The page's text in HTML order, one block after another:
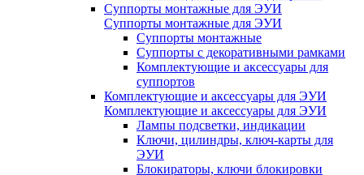
Суппорты монтажные для ЭУИ
Суппорты монтажные для ЭУИ
Суппорты монтажные
Суппорты с декоративными рамками
Комплектующие и аксессуары для
суппортов
Комплектующие и аксессуары для ЭУИ
Комплектующие и аксессуары для ЭУИ
Лампы подсветки, индикации
Ключи, цилиндры, ключ-карты для
ЭУИ
Блокираторы, ключи блокировки